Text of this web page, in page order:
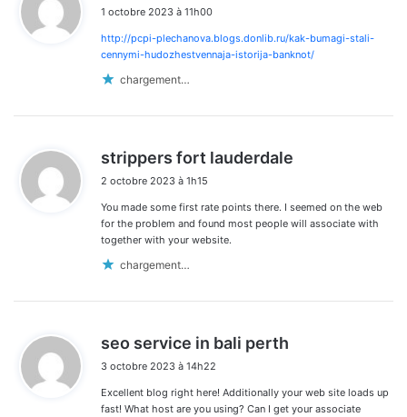
t
:
1 octobre 2023 à 11h00
http://pcpi-plechanova.blogs.donlib.ru/kak-bumagi-stali-
cennymi-hudozhestvennaja-istorija-banknot/
chargement…
strippers fort lauderdale
:
2 octobre 2023 à 1h15
You made some first rate points there. I seemed on the web
for the problem and found most people will associate with
together with your website.
chargement…
seo service in bali perth
3 octobre 2023 à 14h22
Excellent blog right here! Additionally your web site loads up
fast! What host are you using? Can I get your associate